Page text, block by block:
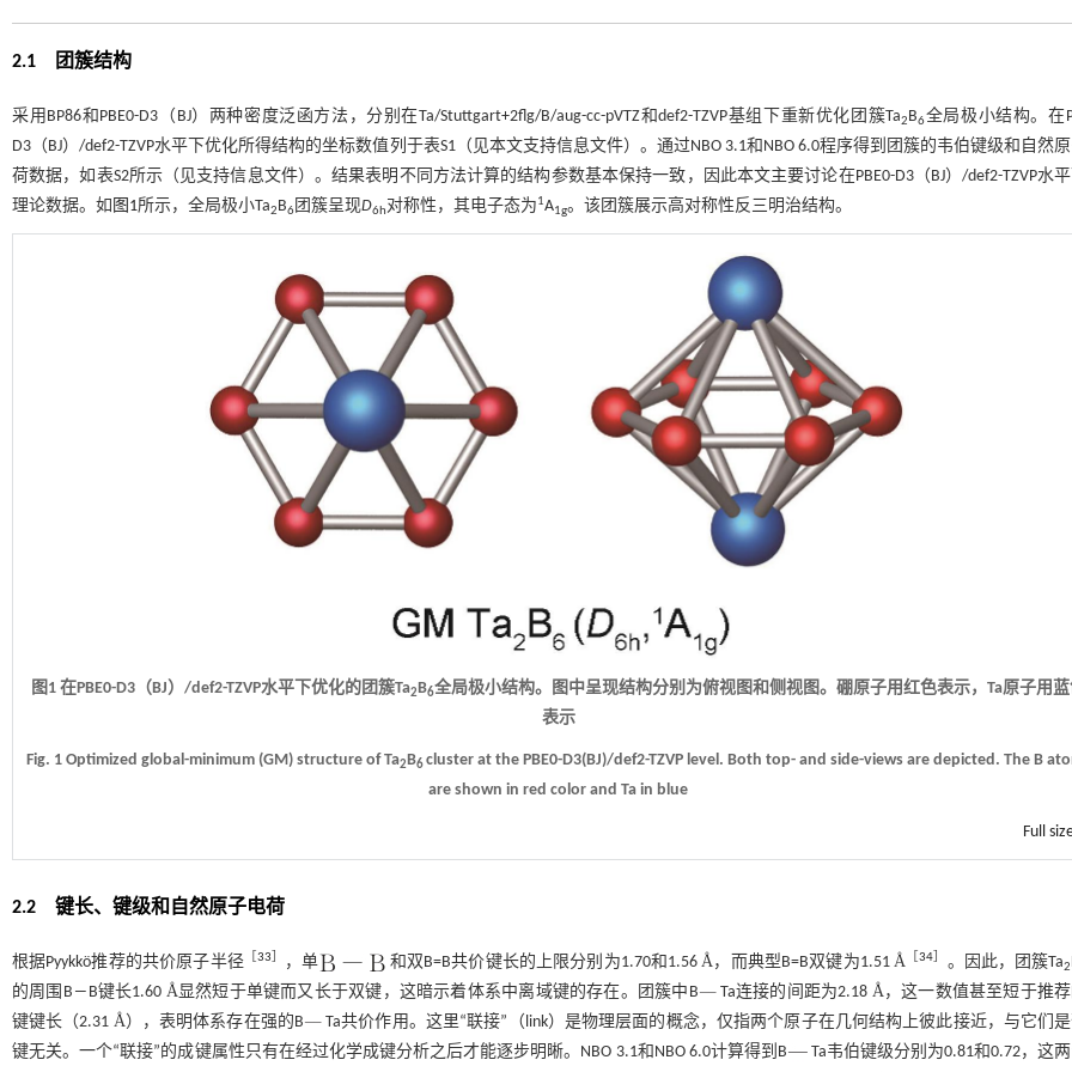
2.1 团簇结构
采用BP86和PBE0-D3（BJ）两种密度泛函方法，分别在Ta/Stuttgart+2flg/B/aug-cc-pVTZ和def2-TZVP基组下重新优化团簇Ta2 B6全局极小结构。在
D3（BJ）/def2-TZVP水平下优化所得结构的坐标数值列于表S1（见本文支持信息文件）。通过NBO 3.1和NBO 6.0程序得到团簇的韦伯键级和自然
荷数据，如表S2所示（见支持信息文件）。结果表明不同方法计算的结构参数基本保持一致，因此本文主要讨论在PBE0-D3（BJ）/def2-TZVP水
理论数据。如 图1所示，全局极小Ta2 B6 团簇呈现D6h对称性，其电子态为1A1g。该团簇展示高对称性反三明治结构。
图1 在PBE0-D3（BJ）/def2-TZVP水平下优化的团簇Ta2B6全局极小结构。图中呈现结构分别为俯视图和侧视图。硼原子用红色表示，Ta原子用
表示
Fig. 1 Optimized global-minimum (GM) structure of Ta2B6cluster at the PBE0-D3(BJ)/def2-TZVP level. Both top- and side-views are depicted. The B
are shown in red color and Ta in blue
Full
2.2 键长、键级和自然原子电荷
根据Pyykkö推荐的共价原子半径［33 ，单 和双B=B共价键长的上限分别为1.70和1.56Å
Å ，而典型B=B双键为1.51 Å
Å ［34 。因此，团簇Ta2
的周围B―B键长1.60 Å
Å显然短于单键而又长于双键，这暗示着体系中离域键的存在。团簇中B Ta连接的间距为2.18 Å
Å，这一数值甚至短于推
键键长（2.31 Å
Å），表明体系存在强的B
Ta共价作用。这里“联接”（link）是物理层面的概念，仅指两个原子在几何结构上彼此接近，与它们
键无关。一个“联接”的成键属性只有在经过化学成键分析之后才能逐步明晰。NBO 3.1和NBO 6.0计算得到B
Ta韦伯键级分别为0.81和0.72，这